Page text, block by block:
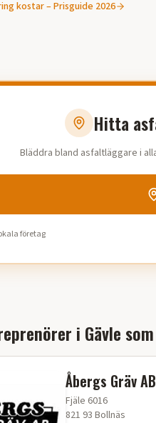
kostar – Prisguide 2026
Hitta
Bläddra bland asfaltläggare i
företag
i Gävle
Åbergs Gräv AB
Fjäle 6016
821 93 Bollnäs